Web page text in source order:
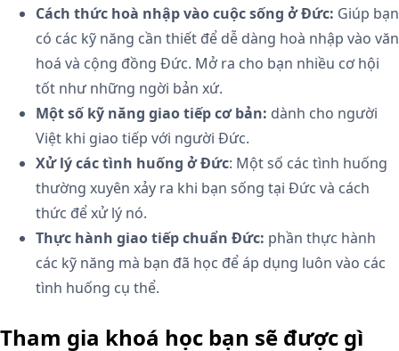
Cách thức hoà nhập vào cuộc sống ở Đức: Giúp bạn
có các kỹ năng cần thiết để dễ dàng hoà nhập vào văn
hoá và cộng đồng Đức. Mở ra cho bạn nhiều cơ hội
tốt như những ngời bản xứ.
Một số kỹ năng giao tiếp cơ bản: dành cho người
Việt khi giao tiếp với người Đức.
Xử lý các tình huống ở Đức: Một số các tình huống
thường xuyên xảy ra khi bạn sống tại Đức và cách
thức để xử lý nó.
Thực hành giao tiếp chuẩn Đức: phần thực hành
các kỹ năng mà bạn đã học để áp dụng luôn vào các
tình huống cụ thể.
Tham gia khoá học bạn sẽ được gì